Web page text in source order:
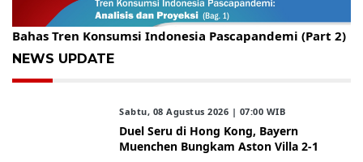
Gelar Kopdar, KBC Jakarta Raya Hadirkan Pakar Ritel
Bahas Tren Konsumsi Indonesia Pascapandemi (Part 2)
NEWS UPDATE
Sabtu, 08 Agustus 2026 | 07:00 WIB
Duel Seru di Hong Kong, Bayern
Muenchen Bungkam Aston Villa 2-1